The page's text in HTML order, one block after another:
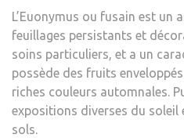
L’Euonymus ou fusain est un
feuillages persistants et
soins particuliers, et a un
possède des fruits
riches couleurs automnales.
expositions diverses du
sols.